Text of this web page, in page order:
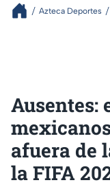
Azteca Deportes
Ausentes:
afuera de
la FIFA